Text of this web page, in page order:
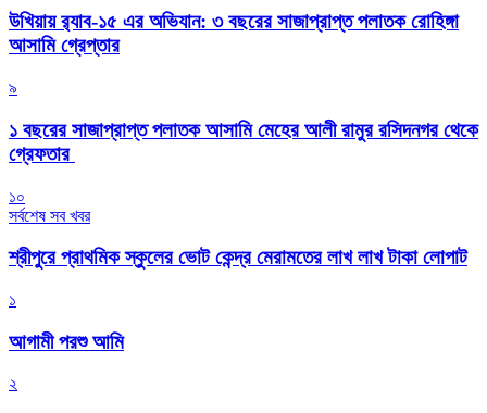
উখিয়ায় র‍্যাব-১৫ এর অভিযান: ৩ বছরের সাজাপ্রাপ্ত পলাতক রোহিঙ্গা
আসামি গ্রেপ্তার
৯
১ বছরের সাজাপ্রাপ্ত পলাতক আসামি মেহের আলী রামুর রসিদনগর থেকে
গ্রেফতার ‎
১০
সর্বশেষ সব খবর
শ্রীপুরে প্রাথমিক স্কুলের ভোট কেন্দ্র মেরামতের লাখ লাখ টাকা লোপাট
১
আগামী পরশু আমি
২